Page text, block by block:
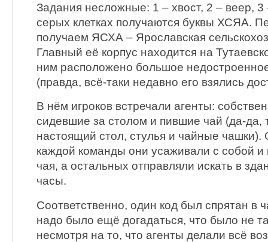
Задания несложные: 1 – хвост, 2 – веер,
серых клетках получаются буквы ХСЯА.
получаем ЯСХА – Ярославская
Главный её корпус находится на
ним расположено большое
(правда, всё-таки недавно его взялись
В нём игроков встречали агенты:
сидевшие за столом и пившие чай (да-да,
настоящий стол, стулья и чайные чашки).
каждой команды они усаживали с собой
чая, а остальных отправляли искать в
часы.
Соответственно, один код был спрятан в
надо было ещё догадаться, что было не
несмотря на то, что агенты делали всё